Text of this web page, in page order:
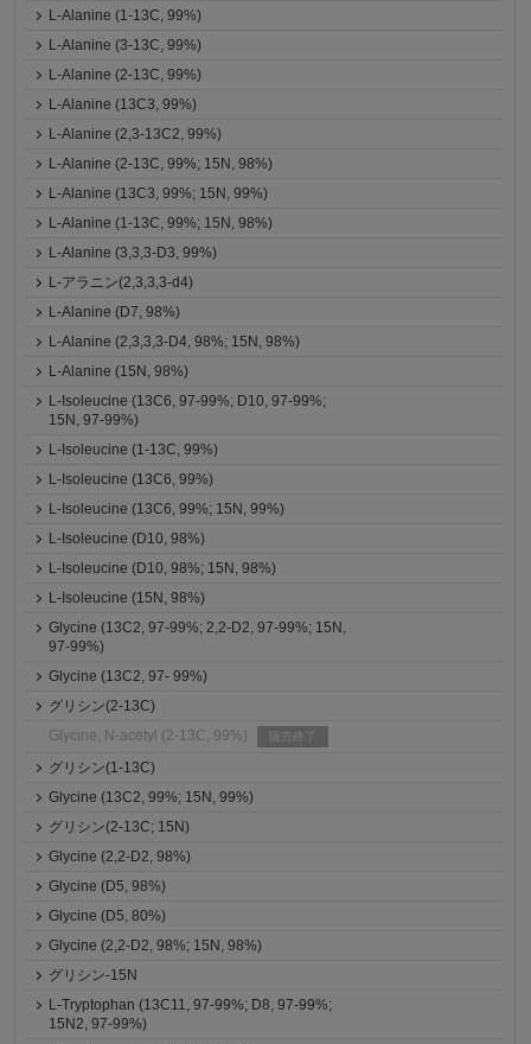
L-Alanine (1-13C, 99%)
L-Alanine (3-13C, 99%)
L-Alanine (2-13C, 99%)
L-Alanine (13C3, 99%)
L-Alanine (2,3-13C2, 99%)
L-Alanine (2-13C, 99%; 15N, 98%)
L-Alanine (13C3, 99%; 15N, 99%)
L-Alanine (1-13C, 99%; 15N, 98%)
L-Alanine (3,3,3-D3, 99%)
L-アラニン(2,3,3,3-d4)
L-Alanine (D7, 98%)
L-Alanine (2,3,3,3-D4, 98%; 15N, 98%)
L-Alanine (15N, 98%)
L-Isoleucine (13C6, 97-99%; D10, 97-99%;
15N, 97-99%)
L-Isoleucine (1-13C, 99%)
L-Isoleucine (13C6, 99%)
L-Isoleucine (13C6, 99%; 15N, 99%)
L-Isoleucine (D10, 98%)
L-Isoleucine (D10, 98%; 15N, 98%)
L-Isoleucine (15N, 98%)
Glycine (13C2, 97-99%; 2,2-D2, 97-99%; 15N,
97-99%)
Glycine (13C2, 97- 99%)
グリシン(2-13C)
Glycine, N-acetyl (2-13C, 99%)
販売終了
グリシン(1-13C)
Glycine (13C2, 99%; 15N, 99%)
グリシン(2-13C; 15N)
Glycine (2,2-D2, 98%)
Glycine (D5, 98%)
Glycine (D5, 80%)
Glycine (2,2-D2, 98%; 15N, 98%)
グリシン-15N
L-Tryptophan (13C11, 97-99%; D8, 97-99%;
15N2, 97-99%)